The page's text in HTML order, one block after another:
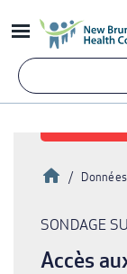
au
contenu
principal
Fil
d'Ariane
Accueil
Données
SONDAGE
Accès